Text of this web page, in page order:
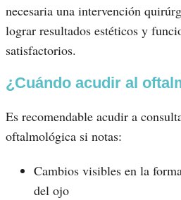
necesaria una intervención
lograr resultados estéticos y
satisfactorios.
¿Cuándo acudir al
Es recomendable acudir a
oftalmológica si notas:
Cambios visibles en la
del ojo